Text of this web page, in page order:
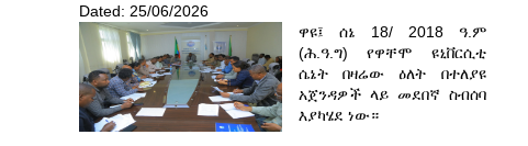
Dated: 25/06/2026
ዋዩ፤ ሰኔ 18/ 2018 ዓ.ም
(ሕ.ዓ.ግ) የዋቸሞ ዩኒቨርሲቲ
ሴኔት በዛሬው ዕለት በተለያዩ
አጀንዳዎች ላይ መደበኛ ስብሰባ
እያካሄደ ነው።